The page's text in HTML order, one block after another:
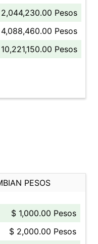
Pesos
Pesos
Pesos
PESOS
$ 1,000.00 Pesos
$ 2,000.00 Pesos